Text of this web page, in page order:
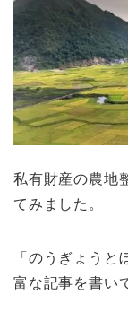
私有財産の農地
てみました。
「のうぎょう
富な記事を書い